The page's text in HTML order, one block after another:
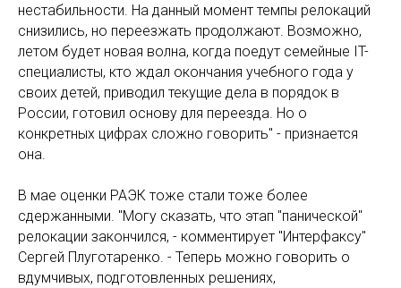
нестабильности. На данный момент темпы релокаций
снизились, но переезжать продолжают. Возможно,
летом будет новая волна, когда поедут семейные IT-
специалисты, кто ждал окончания учебного года у
своих детей, приводил текущие дела в порядок в
России, готовил основу для переезда. Но о
конкретных цифрах сложно говорить" - признается
она.
В мае оценки РАЭК тоже стали тоже более
сдержанными. "Могу сказать, что этап "панической"
релокации закончился, - комментирует "Интерфаксу"
Сергей Плуготаренко. - Теперь можно говорить о
вдумчивых, подготовленных решениях,